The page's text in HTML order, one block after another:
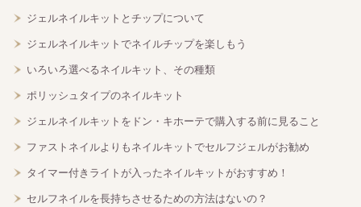
ジェルネイルキットとチップについて
ジェルネイルキットでネイルチップを楽しもう
いろいろ選べるネイルキット、その種類
ポリッシュタイプのネイルキット
ジェルネイルキットをドン・キホーテで購入する前に見ること
ファストネイルよりもネイルキットでセルフジェルがお勧め
タイマー付きライトが入ったネイルキットがおすすめ！
セルフネイルを長持ちさせるための方法はないの？